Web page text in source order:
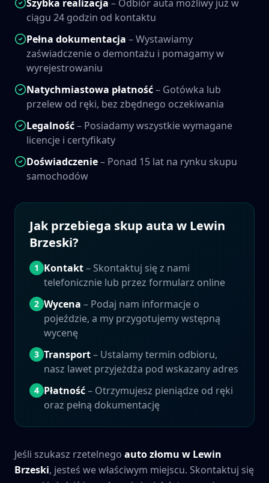
Szybka realizacja – Odbiór auta możliwy już w
ciągu 24 godzin od kontaktu
Pełna dokumentacja – Wystawiamy
zaświadczenie o demontażu i pomagamy w
wyrejestrowaniu
Natychmiastowa płatność– Gotówka lub
przelew od ręki, bez zbędnego oczekiwania
Legalność– Posiadamy wszystkie wymagane
licencje i certyfikaty
Doświadczenie– Ponad 15 lat na rynku skupu
samochodów
Jak przebiega skup auta w Lewin
Brzeski?
1 Kontakt– Skontaktuj się z nami
telefonicznie lub przez formularz online
2 Wycena – Podaj nam informacje o
pojeździe, a my przygotujemy wstępną
wycenę
3 Transport– Ustalamy termin odbioru,
nasz lawet przyjeżdża pod wskazany adres
4 Płatność– Otrzymujesz pieniądze od ręki
oraz pełną dokumentację
Jeśli szukasz rzetelnego auto złomu w Lewin
Brzeski, jesteś we właściwym miejscu. Skontaktuj się